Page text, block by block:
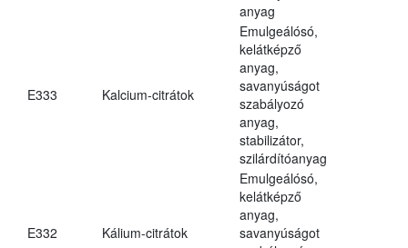
anyag
E333 Kalcium-citrátok
Emulgeálósó,
kelátképző
anyag,
savanyúságot
szabályozó
anyag,
stabilizátor,
szilárdítóanyag
E332 Kálium-citrátok
Emulgeálósó,
kelátképző
anyag,
savanyúságot